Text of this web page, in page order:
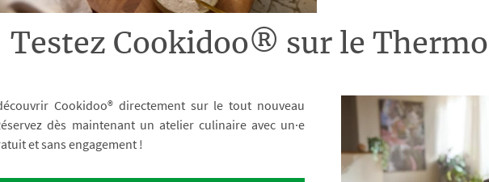
Testez Cookidoo® sur le
Cookidoo® directement sur le tout nouveau
dès maintenant un atelier culinaire avec un·e
et sans engagement !